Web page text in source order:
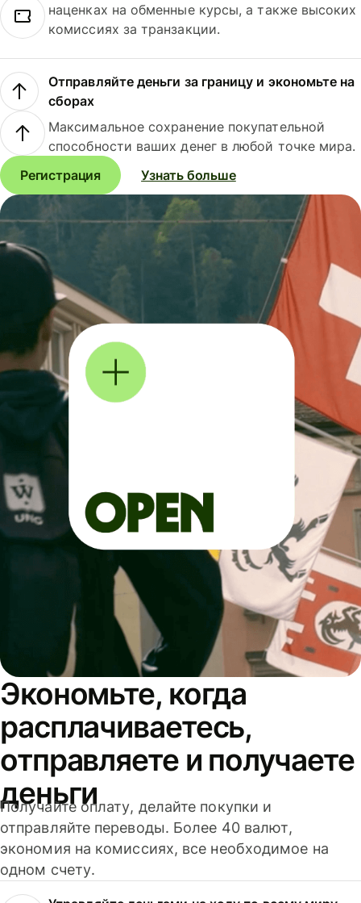
наценках на обменные курсы, а также высоких
комиссиях за транзакции.
Отправляйте деньги за границу и экономьте на
сборах
Максимальное сохранение покупательной
способности ваших денег в любой точке мира.
Регистрация
Узнать больше
Экономьте, когда
расплачиваетесь,
отправляете и получаете
деньги
Получайте оплату, делайте покупки и
отправляйте переводы. Более 40 валют,
экономия на комиссиях, все необходимое на
одном счету.